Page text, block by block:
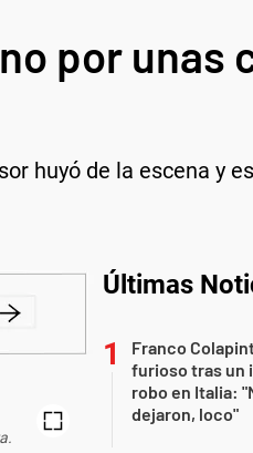
por unas
huyó de la escena y
Últimas
Franco
furioso tras un
robo en Italia:
dejaron, loco"